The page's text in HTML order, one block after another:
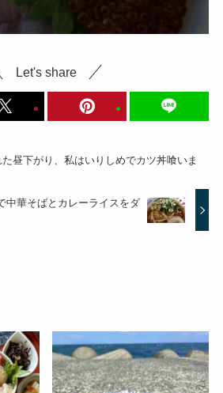
Let's share
昼下がり、私はいりしめでカツ丼喰いま
中華そばとカレーライスをダ